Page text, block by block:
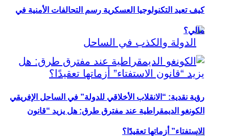
رؤية نقدية: “الانقلاب الأخلاقي للدولة” في الساحل الإفريقي
كيف تعيد التكنولوجيا العسكرية رسم التحالفات الأمنية في
مالي؟
الكونغو الديمقراطية عند مفترق طرق: هل يزيد “قانون
الاستفتاء” أزماتها تعقيدًا؟